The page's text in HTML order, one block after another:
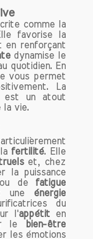
et sa
est
pour sa
pour sa
et 7 sur
adaptée
la
pour
la
et de
une
comme la
favorise la
en renforçant
dynamise le
quotidien. En
vous permet
La
est un atout
la vie.
fertilité. Elle
et, chez
la puissance
ou de fatigue
une énergie
du
l'appétit en
le
bien-être
les émotions